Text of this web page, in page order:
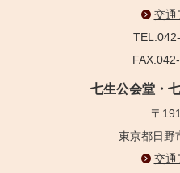
交通
七生公会堂・
〒
東京都日野
交通